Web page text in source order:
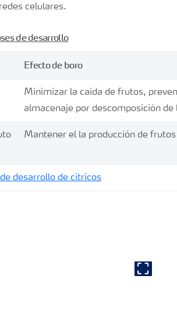
celulares.
de desarrollo
Efecto de boro
Minimizar la caida de frutos,
almacenaje por descomposición de
Mantener el la producción de frutos
desarrollo de cítricos
Show